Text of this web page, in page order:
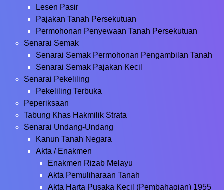
Lesen Pasir
Pajakan Tanah Persekutuan
Permohonan Penyewaan Tanah Persekutuan
Senarai Semak
Senarai Semak Permohonan Pengambilan Tanah
Senarai Semak Pajakan Kecil
Senarai Pekeliling
Pekeliling Terbuka
Peperiksaan
Tabung Khas Hakmilik Strata
Senarai Undang-Undang
Kanun Tanah Negara
Akta / Enakmen
Enakmen Rizab Melayu
Akta Pemuliharaan Tanah
Akta Harta Pusaka Kecil (Pembahagian) 1955